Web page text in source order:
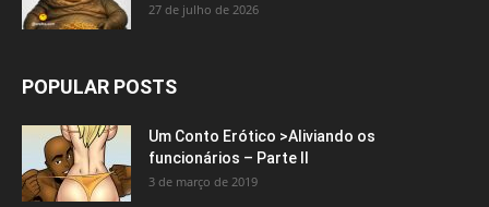
27 de julho de 2026
POPULAR POSTS
Um Conto Erótico >Aliviando os
funcionários – Parte II
3 de março de 2019